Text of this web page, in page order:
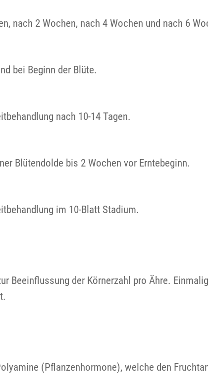
nach 2 Wochen, nach 4 Wochen und nach 6
bei Beginn der Blüte.
nach 10-14 Tagen.
Blütendolde bis 2 Wochen vor Erntebeginn.
im 10-Blatt Stadium.
Beeinflussung der Körnerzahl pro Ähre.
(Pflanzenhormone), welche den